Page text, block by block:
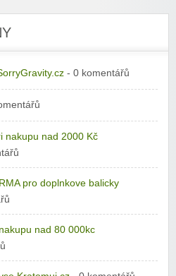
- 0 komentářů
nakupu nad 2000 Kč
pro doplnkove balicky
nad 80 000kc